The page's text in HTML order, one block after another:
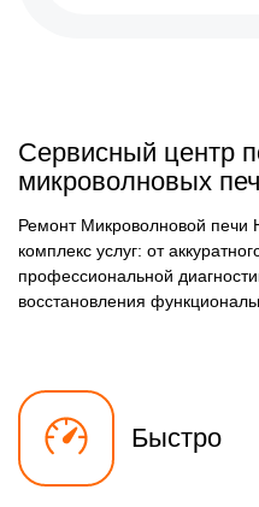
Сервисный центр
микроволновых
Ремонт Микроволновой печи
комплекс услуг: от
профессиональной
восстановления
Быстро